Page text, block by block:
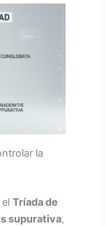
la
Tríada de
supurativa,